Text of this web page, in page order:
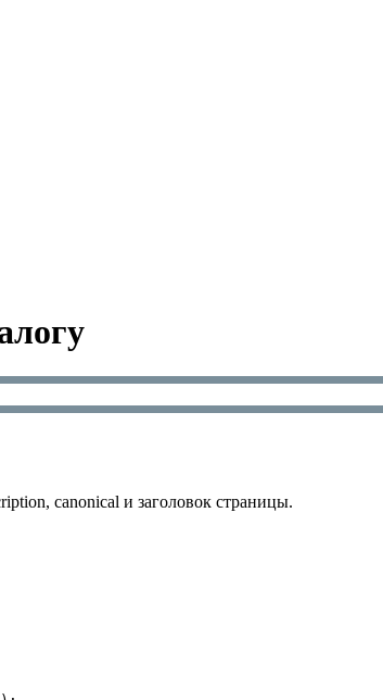
canonical и заголовок страницы.